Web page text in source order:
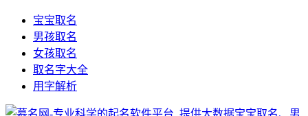
宝宝取名
男孩取名
女孩取名
取名字大全
用字解析